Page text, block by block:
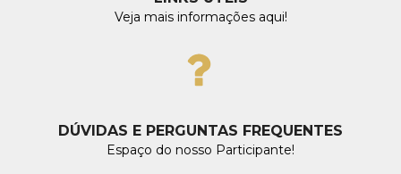
Veja mais informações aqui!
DÚVIDAS E PERGUNTAS FREQUENTES
Espaço do nosso Participante!